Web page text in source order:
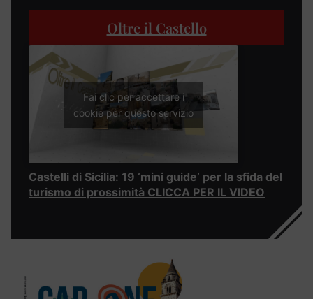
Oltre il Castello
Fai clic per accettare i
cookie per questo servizio
Castelli di Sicilia: 19 ‘mini guide’ per la sfida del
turismo di prossimità CLICCA PER IL VIDEO